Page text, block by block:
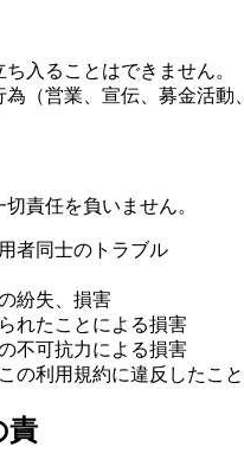
入ることはできません。
（営業、宣伝、募金活
責任を負いません。
者同士のトラブル
紛失、損害
れたことによる損害
不可抗力による損害
の利用規約に違反したこ
責